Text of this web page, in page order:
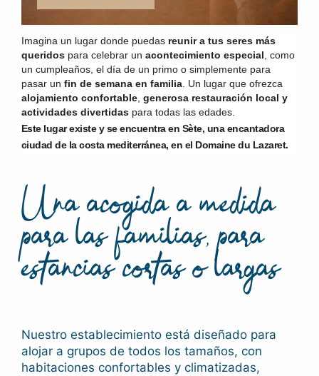
Imagina un lugar donde puedas reunir a tus seres más
queridospara celebrar un acontecimiento especial, como
un cumpleaños, el día de un primo o simplemente para
pasar un fin de semana en familia. Un lugar que ofrezca
alojamiento confortable, generosa restauración local y
actividades divertidaspara todas las edades.
Este lugar existe y se encuentra en Sète, una encantadora
ciudad de la costa mediterránea, en el Domaine du Lazaret.
Una acogida a medida
para las familias, para
estancias cortas o largas
Nuestro establecimiento está diseñado para
alojar a grupos de todos los tamaños, con
habitaciones confortables y climatizadas,